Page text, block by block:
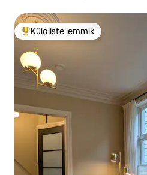
Külaliste suur lemmik
Külaliste lemmik